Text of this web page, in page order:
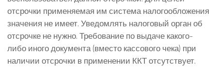
отсрочки применяемая им система налогообложения
значения не имеет. Уведомлять налоговый орган об
отсрочке не нужно. Требование по выдаче какого-
либо иного документа (вместо кассового чека) при
наличии отсрочки в применении ККТ отсутствует.